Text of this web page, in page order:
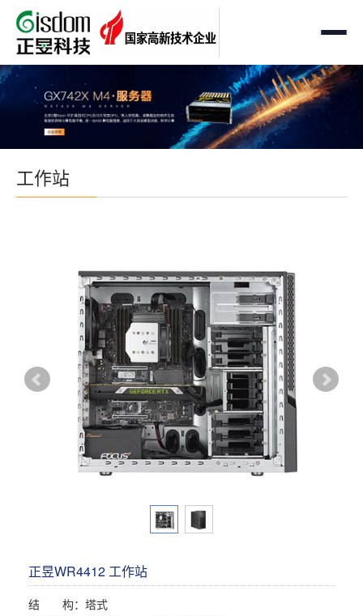
首页
工作站
AMD企业级工作站
Intel 企业级工作站
个人工作站
便携一体式工作站
多屏工作站
塔式静音通用工作站
服务器
通用服务器
国产自主可控服务器
多路服务器
高频应用服务器
存储服务器
云游戏服务器
边缘计算服务器
存储
OEM定制化
定制化案例
品牌定制化
定制化分类
解决方案
支持与下载
成功案例
工作站
正昱WR4412 工作站
结 构：塔式